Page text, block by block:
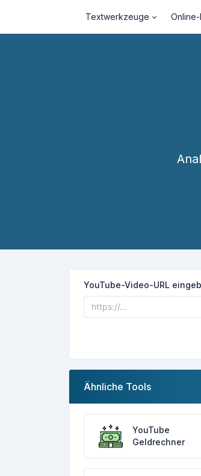
Textwerkzeuge
YouTube-Video-URL
Ähnliche Tools
YouTube
Geldrechner